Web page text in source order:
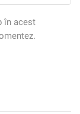
în acest